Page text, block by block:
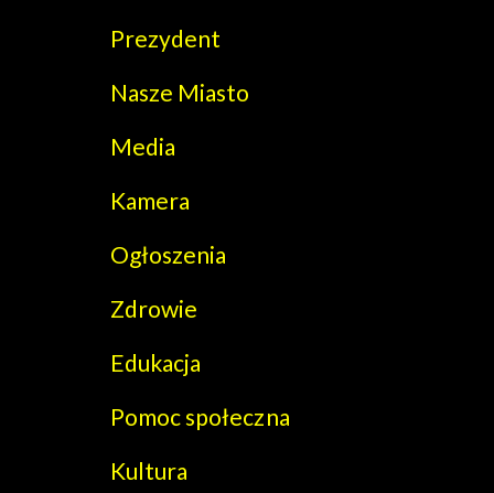
Prezydent
Nasze Miasto
Media
Kamera
Ogłoszenia
Zdrowie
Edukacja
Pomoc społeczna
Kultura